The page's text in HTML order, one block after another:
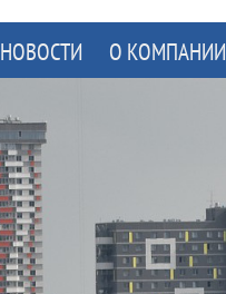
НОВОСТИ О КОМПАНИИ